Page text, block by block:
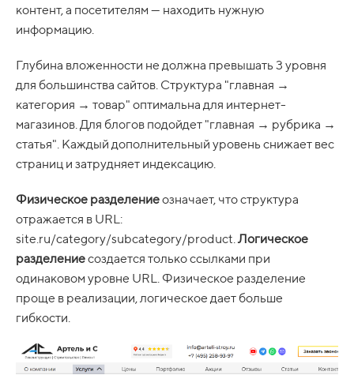
контент, а посетителям — находить нужную
информацию.
Глубина вложенности не должна превышать 3 уровня
для большинства сайтов. Структура "главная →
категория → товар" оптимальна для интернет-
магазинов. Для блогов подойдет "главная → рубрика →
статья". Каждый дополнительный уровень снижает вес
страниц и затрудняет индексацию.
Физическое разделениеозначает, что структура
отражается в URL:
site.ru/category/subcategory/product. Логическое
разделениесоздается только ссылками при
одинаковом уровне URL. Физическое разделение
проще в реализации, логическое дает больше
гибкости.